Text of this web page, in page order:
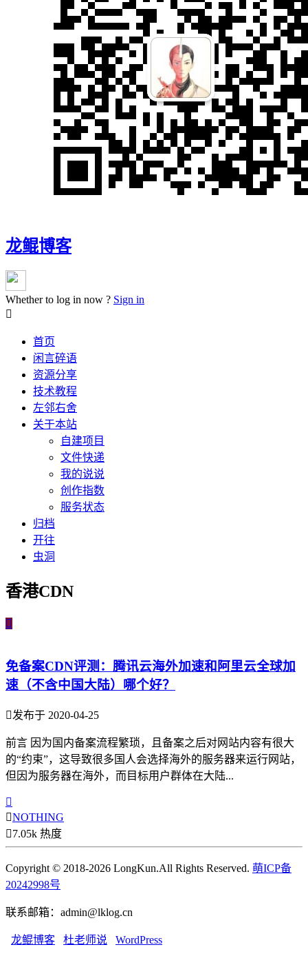
龙鲲博客
Whether to log in now ? Sign in

首页
闲言碎语
资源分享
技术教程
左邻右舍
关于本站
自建项目
文件快递
我的说说
创作指数
服务状态
归档
开往
虫洞
香港CDN

免备案CDN评测：腾讯云海外加速和阿里云全球加
速（不含中国大陆）哪个好？
发布于 2020-04-25
前言 因为国内备案流程繁琐，且备案之后对网站内容有很大
的“约束”，这导致很多国人会选择海外的服务器来运行网站，
但因为服务器在海外，而目标用户群体在大陆...

NOTHING
7.05k 热度
Copyright © 2018-2026 LongKun.All Rights Reserved. 萌ICP备
20242998号
联系邮箱：admin@lklog.cn
龙鲲博客 杜老师说 WordPress